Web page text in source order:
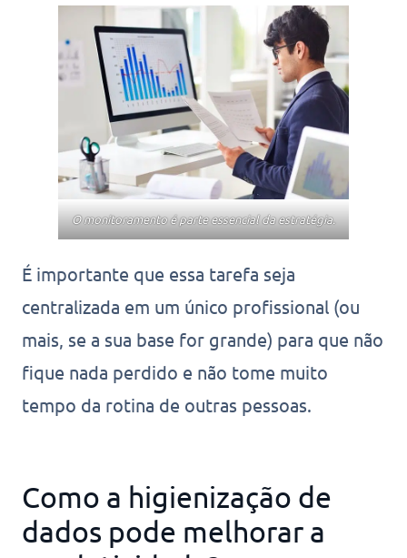
O monitoramento é parte essencial da estratégia.
É importante que essa tarefa seja
centralizada em um único profissional (ou
mais, se a sua base for grande) para que não
fique nada perdido e não tome muito
tempo da rotina de outras pessoas.
Como a higienização de
dados pode melhorar a